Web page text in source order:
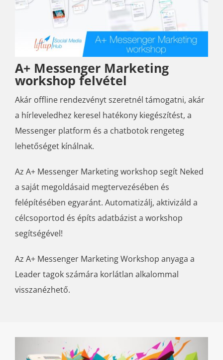
A+ Messenger Marketing
workshop felvétel
Akár offline rendezvényt szeretnél támogatni, akár
a hírleveledhez keresel hatékony kiegészítést, a
Messenger platform és a chatbotok rengeteg
lehetőséget kínálnak.
Az A+ Messenger Marketing workshop segít Neked
a saját megoldásaid megtervezésében és
felépítésében egyaránt. Automatizálj, aktivizáld a
célcsoportod és építs adatbázist a workshop
segítségével!
Az A+ Messenger Marketing Workshop anyaga a
Leader tagok számára korlátlan alkalommal
visszanézhető.